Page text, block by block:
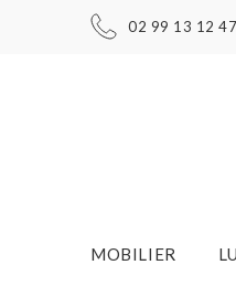
02 99 13 12 47
MOBILIER